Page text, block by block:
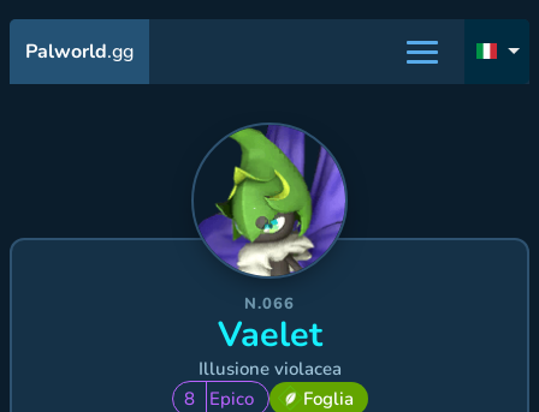
Palworld.gg
N.066
Vaelet
Illusione violacea
8
Epico Foglia